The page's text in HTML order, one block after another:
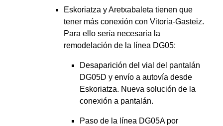
Eskoriatza y Aretxabaleta tienen que
tener más conexión con Vitoria-Gasteiz.
Para ello sería necesaria la
remodelación de la línea DG05:
Desaparición del vial del pantalán
DG05D y envío a autovía desde
Eskoriatza. Nueva solución de la
conexión a pantalán.
Paso de la línea DG05A por